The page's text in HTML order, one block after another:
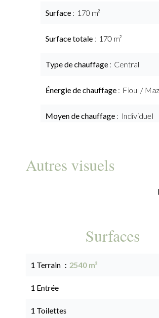
Surface 170 m²
Surface totale 170 m²
Type de chauffage Central
Énergie de chauffage Fioul /
Moyen de chauffage Individuel
Autres visuels
Surfaces
1 Terrain 2540 m²
1 Entrée
1 Toilettes